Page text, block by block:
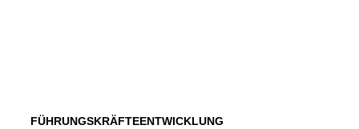
FÜHRUNGSKRÄFTEENTWICKLUNG